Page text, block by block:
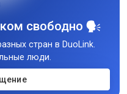
свободно
стран в DuoLink.
люди.